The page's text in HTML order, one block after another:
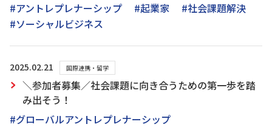
#アントレプレナーシップ
#起業家
#社会課題解決
#ソーシャルビジネス
2025.02.21 国際連携・留学
＼参加者募集／社会課題に向き合うための第一歩を踏
み出そう！
#グローバルアントレプレナーシップ